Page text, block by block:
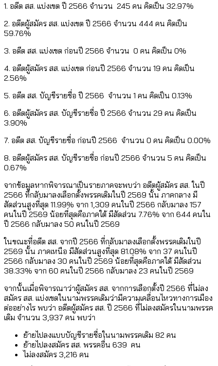
1. อดีต สส. แบ่งเขต ปี 2566 จำนวน 245 คน คิดเป็น 32.97%
2. อดีตผู้สมัคร สส. แบ่งเขต ปี 2566 จำนวน 444 คน คิดเป็น
59.76%
3. อดีต สส. แบ่งเขต ก่อนปี 2566 จำนวน 0 คน คิดเป็น 0%
4. อดีตผู้สมัคร สส. แบ่งเขต ก่อนปี 2566 จำนวน 19 คน คิดเป็น
2.56%
5. อดีต สส. บัญชีรายชื่อ ปี 2566 จำนวน 1 คน คิดเป็น 0.13%
6. อดีตผู้สมัคร สส. บัญชีรายชื่อ ปี 2566 จำนวน 29 คน คิดเป็น
3.90%
7. อดีต สส. บัญชีรายชื่อ ก่อนปี 2566 จำนวน 0 คน คิดเป็น 0.00%
8. อดีตผู้สมัคร สส. บัญชีรายชื่อ ก่อนปี 2566 จำนวน 5 คน คิดเป็น
0.67%
จากข้อมูลหากพิจารณาเป็นรายภาคจะพบว่า อดีตผู้สมัคร สส. ในปี
2566 ที่กลับมาลงเลือกตั้งพรรคเดิมในปี 2569 นั้น ภาคกลาง มี
สัดส่วนสูงที่สุด 11.99% จาก 1,309 คนในปี 2566 กลับมาลง 157
คนในปี 2569 น้อยที่สุดคือภาคใต้ มีสัดส่วน 7.76% จาก 644 คนใน
ปี 2566 กลับมาลง 50 คนในปี 2569
ในขณะที่อดีต สส. จากปี 2566 ที่กลับมาลงเลือกตั้งพรรคเดิมในปี
2569 นั้น ภาคเหนือ มีสัดส่วนสูงที่สุด 81.08% จาก 37 คนในปี
2566 กลับมาลง 30 คนในปี 2569 น้อยที่สุดคือภาคใต้ มีสัดส่วน
38.33% จาก 60 คนในปี 2566 กลับมาลง 23 คนในปี 2569
จากนั้นเมื่อพิจารณาว่าผู้สมัคร สส. จากการเลือกตั้งปี 2566 ที่ไม่ลง
สมัคร สส. แบ่งเขตในนามพรรคเดิมว่ามีความเคลื่อนไหวทางการเมือง
ต่ออย่างไร พบว่า อดีตผู้สมัคร สส. ปี 2566 ที่ไม่ลงสมัครในนามพรรค
เดิม จำนวน 3,937 คน พบว่า
ย้ายไปลงแบบบัญชีรายชื่อในนามพรรคเดิม 82 คน
ย้ายไปลงสมัคร สส. พรรคอื่น 639 คน
ไม่ลงสมัคร 3,216 คน